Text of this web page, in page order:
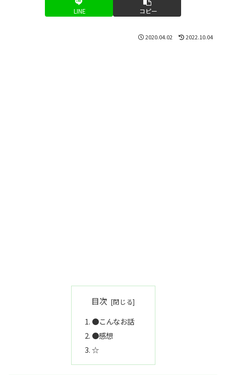
LINE コピー
2020.04.02 2022.10.04
目次
●こんなお話
●感想
☆